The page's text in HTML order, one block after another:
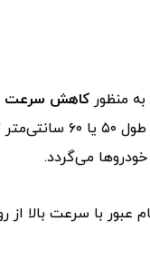
به منظور کاهش سرعت
طول ۵۰ یا ۶۰ سانتی‌متر
خودروها می‌گردد.
عبور با سرعت بالا از